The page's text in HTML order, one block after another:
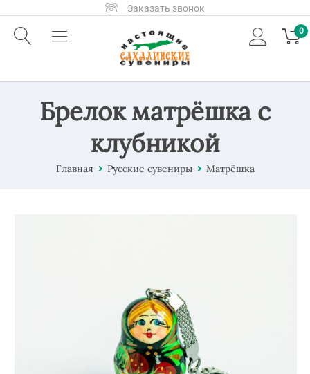
Заказать звонок
0
Брелок матрёшка с
клубникой
Главная Русские сувениры Матрёшка